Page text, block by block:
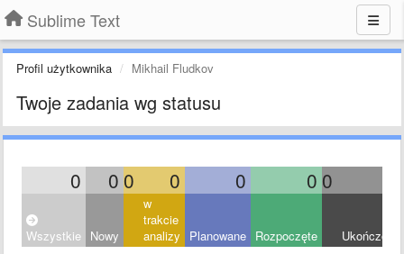
Sublime Text
Profil użytkownika Mikhail Fludkov
Twoje zadania wg statusu
0 0 0 0 0 0 0
Wszystkie Nowy
w
trakcie
analizy
Planowane Rozpoczęte Ukończony